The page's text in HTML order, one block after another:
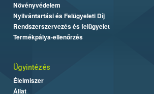
Növényvédelem
Nyilvántartási és Felügyeleti Díj
Rendszerszervezés és felügyelet
Termékpálya-ellenőrzés
Ügyintézés
Élelmiszer
Állat